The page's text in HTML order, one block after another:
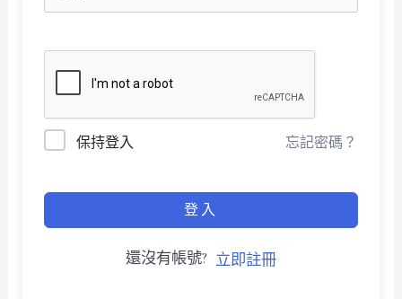
保持登入 忘記密碼？
登入
還沒有帳號? 立即註冊